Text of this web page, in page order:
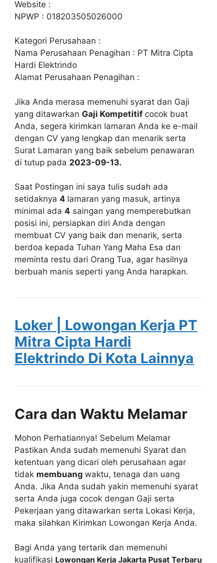
Website :
NPWP : 018203505026000
Kategori Perusahaan :
Nama Perusahaan Penagihan : PT Mitra Cipta
Hardi Elektrindo
Alamat Perusahaan Penagihan :
Jika Anda merasa memenuhi syarat dan Gaji
yang ditawarkan Gaji Kompetitif cocok buat
Anda, segera kirimkan lamaran Anda ke e-mail
dengan CV yang lengkap dan menarik serta
Surat Lamaran yang baik sebelum penawaran
di tutup pada 2023-09-13.
Saat Postingan ini saya tulis sudah ada
setidaknya 4 lamaran yang masuk, artinya
minimal ada 4 saingan yang memperebutkan
posisi ini, persiapkan diri Anda dengan
membuat CV yang baik dan menarik, serta
berdoa kepada Tuhan Yang Maha Esa dan
meminta restu dari Orang Tua, agar hasilnya
berbuah manis seperti yang Anda harapkan.
Loker | Lowongan Kerja PT
Mitra Cipta Hardi
Elektrindo Di Kota Lainnya
Cara dan Waktu Melamar
Mohon Perhatiannya! Sebelum Melamar
Pastikan Anda sudah memenuhi Syarat dan
ketentuan yang dicari oleh perusahaan agar
tidak membuang waktu, tenaga dan uang
Anda. Jika Anda sudah yakin memenuhi syarat
serta Anda juga cocok dengan Gaji serta
Pekerjaan yang ditawarkan serta Lokasi Kerja,
maka silahkan Kirimkan Lowongan Kerja Anda.
Bagi Anda yang tertarik dan memenuhi
kualifikasi Lowongan Kerja Jakarta Pusat Terbaru